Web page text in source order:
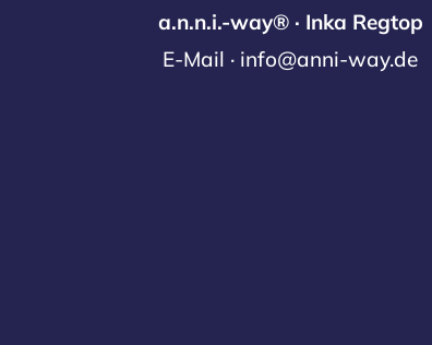
a.n.n.i.-way® · Inka Regtop
E-Mail · info@anni-way.de